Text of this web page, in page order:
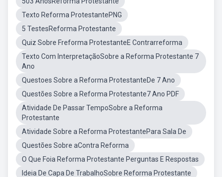
Texto Reforma ProtestantePNG
5 TestesReforma Protestante
Quiz Sobre Freforma ProtestanteE Contrarreforma
Texto Com InterpretaçãoSobre a Reforma Protestante 7
Ano
Questoes Sobre a Reforma ProtestanteDe 7 Ano
Questões Sobre a Reforma Protestante7 Ano PDF
Atividade De Passar TempoSobre a Reforma
Protestante
Atividade Sobre a Reforma ProtestantePara Sala De
Questões Sobre aContra Reforma
O Que Foia Reforma Protestante Perguntas E Respostas
Ideia De Capa De TrabalhoSobre Reforma Protestante